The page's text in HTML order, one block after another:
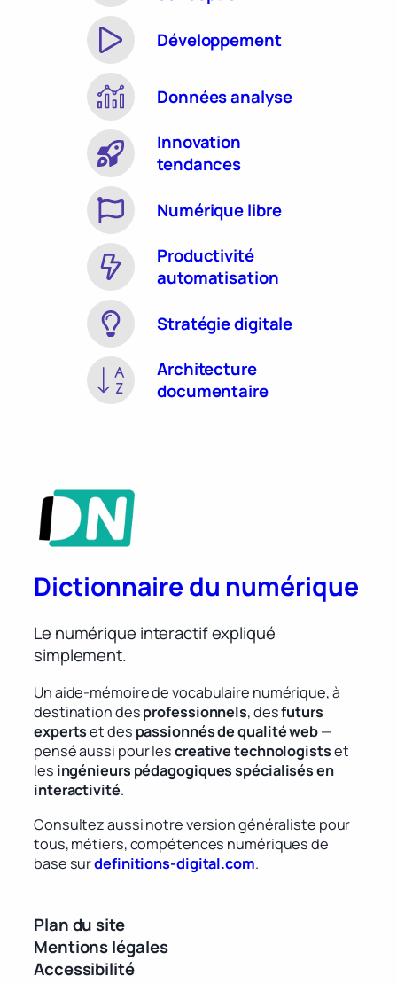
Développement
Données analyse
Innovation
tendances
Numérique libre
Productivité
automatisation
Stratégie digitale
Architecture
documentaire
Dictionnaire du numérique
Le numérique interactif expliqué
simplement.
Un aide-mémoire de vocabulaire numérique, à
destination desprofessionnels, desfuturs
expertset des passionnés de qualité web—
pensé aussi pour lescreative technologistset
les ingénieurs pédagogiques spécialisés en
interactivité.
Consultez aussi notre version généraliste pour
tous, métiers, compétences numériques de
base surdefinitions-digital.com.
Plan du site
Mentions légales
Accessibilité